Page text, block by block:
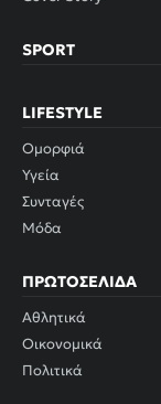
SPORT
LIFESTYLE
Ομορφιά
Υγεία
Συνταγές
Μόδα
ΠΡΩΤΟΣΈΛΙΔΑ
Αθλητικά
Οικονομικά
Πολιτικά